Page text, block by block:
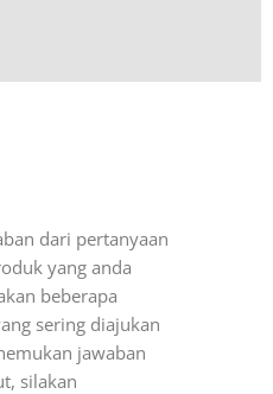
dari pertanyaan
yang anda
beberapa
sering diajukan
jawaban
silakan